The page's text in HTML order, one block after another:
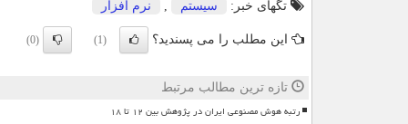
تگهای خبر: سیستم نرم افزار
این مطلب را می پسندید؟ (1)
(0)
تازه ترین مطالب مرتبط
رتبه هوش مصنوعی ایران در پژوهش بین ۱۲ تا ۱۸